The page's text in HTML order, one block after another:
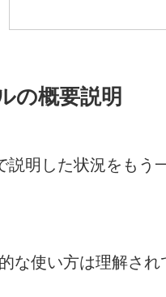
の概要説明
説明した状況をもう
な使い方は理解さ